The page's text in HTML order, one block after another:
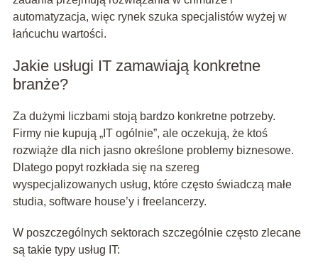
automatyzacja, więc rynek szuka specjalistów wyżej w
łańcuchu wartości.
Jakie usługi IT zamawiają konkretne
branże?
Za dużymi liczbami stoją bardzo konkretne potrzeby.
Firmy nie kupują „IT ogólnie”, ale oczekują, że ktoś
rozwiąże dla nich jasno określone problemy biznesowe.
Dlatego popyt rozkłada się na szereg
wyspecjalizowanych usług, które często świadczą małe
studia, software house’y i freelancerzy.
W poszczególnych sektorach szczególnie często zlecane
są takie typy usług IT: